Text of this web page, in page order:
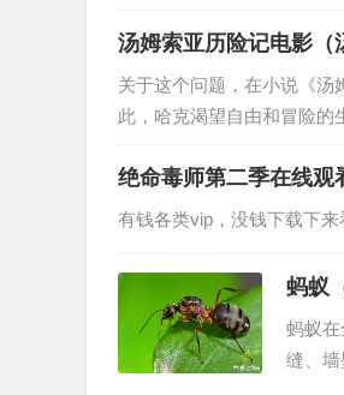
汤姆索亚历险记电影（
关于这个问题，在小说《汤
此，哈克渴望自由和冒险的
绝命毒师第二季在线观
有钱各类vip，没钱下载下
蚂蚁
蚂蚁
缝、